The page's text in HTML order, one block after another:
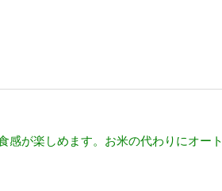
感が楽しめます。お米の代わりにオート